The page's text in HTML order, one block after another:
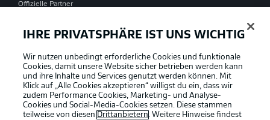
Offizielle Partner
IHRE PRIVATSPHÄRE IST UNS WICHTIG
Wir nutzen unbedingt erforderliche Cookies und funktionale
Cookies, damit unsere Website sicher betrieben werden kann
und ihre Inhalte und Services genutzt werden können. Mit
Klick auf „Alle Cookies akzeptieren“ willigst du ein, dass wir
zudem Performance Cookies, Marketing- und Analyse-
Cookies und Social-Media-Cookies setzen. Diese stammen
teilweise von diesen Drittanbietern. Weitere Hinweise findest